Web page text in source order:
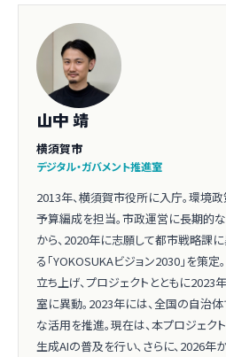
山中 靖
横須賀市
デジタル・ガバメント推進室
2013年、横須賀市役所に入庁。環境
予算編成を担当。市政運営に長期的
から、2020年に志願して都市戦略課
る「YOKOSUKAビジョン2030」を策定
立ち上げ、プロジェクトとともに2023
室に異動。2023年には、全国の自治
な活用を推進。現在は、本プロジェク
生成AIの普及を行い、さらに、2026年